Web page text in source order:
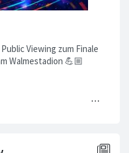
Viewing zum Finale
Walmestadion 💪🏼